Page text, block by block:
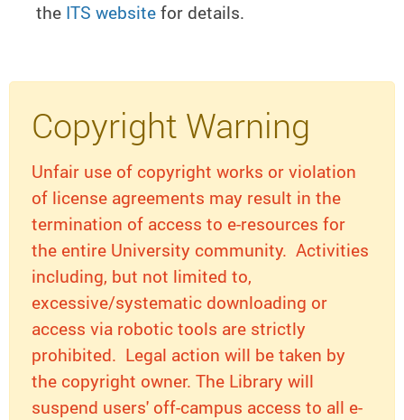
the ITS websitefor details.
Copyright Warning
Unfair use of copyright works or violation
of license agreements may result in the
termination of access to e-resources for
the entire University community. Activities
including, but not limited to,
excessive/systematic downloading or
access via robotic tools are strictly
prohibited. Legal action will be taken by
the copyright owner. The Library will
suspend users' off-campus access to all e-